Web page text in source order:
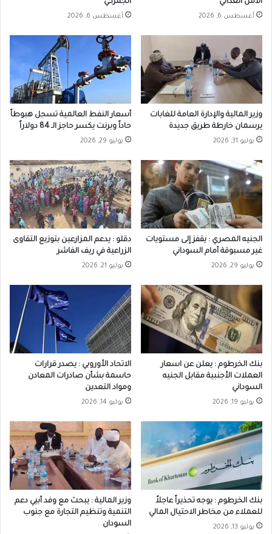
الأمن الغذائي
أغسطس 6, 2026
الجمركي
أغسطس 6, 2026
وزير المالية والإدارة العامة للغابات
يرسمان خارطة طريق جديدة
يوليو 31, 2026
أسعار النفط العالمية تسجل هبوطاً
حاداً وبرنت يكسر حاجز الـ 84 دولاراً
يوليو 29, 2026
الجنيه المصري : يقفز إلى مستويات
غير مسبوقة أمام السوداني
يوليو 29, 2026
دقلو : يدعم المزارعين بتوزيع التقاوى
الزراعية في ريف الفاشر
يوليو 21, 2026
بنك الخرطوم : يعلن عن اسعار
العملات الأجنبية مقابل الجنيه
السوداني
يوليو 19, 2026
الاتحاد الأوروبي : يصدر قرارات
حاسمة بشأن صادرات المعادن
ومواد التعدين
يوليو 14, 2026
بنك الخرطوم : يوجه تحذيراً عاجلاً
للعملاء من مخاطر الاحتيال المالي
يوليو 13, 2026
وزير المالية : يبحث مع وفد أبيي دعم
التنمية وتنظيم التجارة مع جنوب
السودان